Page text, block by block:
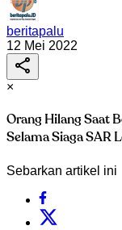
beritapalu
12 Mei 2022
×
Orang Hilang Saat
Selama Siaga SAR
Sebarkan artikel ini